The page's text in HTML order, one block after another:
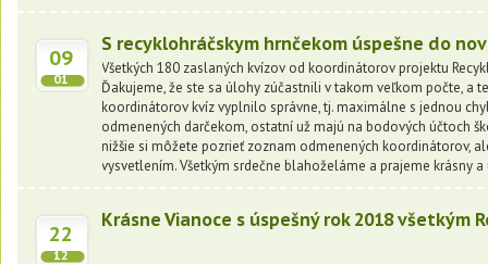
09
01
S recyklohráčskym hrnčekom úspešne do
Všetkých 180 zaslaných kvízov od koordinátorov projektu
Ďakujeme, že ste sa úlohy zúčastnili v takom veľkom počte, a
koordinátorov kvíz vyplnilo správne, tj. maximálne s jednou
odmenených darčekom, ostatní už majú na bodových účtoch
nižšie si môžete pozrieť zoznam odmenených koordinátorov,
vysvetlením. Všetkým srdečne blahoželáme a prajeme krásny a
22
12
Krásne Vianoce s úspešný rok 2018 všetkým